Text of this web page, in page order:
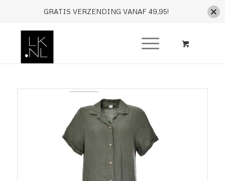
GRATIS VERZENDING VANAF 49,95!